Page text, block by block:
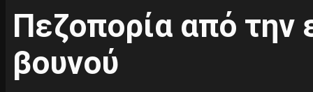
Πεζοπορία από την
βουνού